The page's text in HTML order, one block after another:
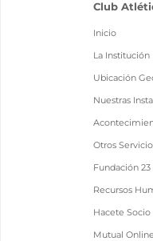
Club
Inicio
La Institución
Ubicación
Nuestras
Otros
Fundación
Recursos
Hacete Socio
Mutual Online